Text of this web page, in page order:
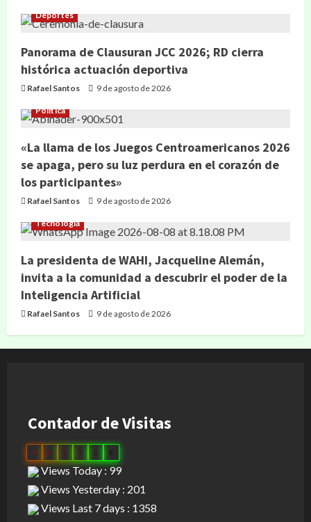
Deportes
Panorama de Clausuran JCC 2026; RD cierra
histórica actuación deportiva
Rafael Santos 9 de agosto de 2026
Política
«La llama de los Juegos Centroamericanos 2026
se apaga, pero su luz perdura en el corazón de
los participantes»
Rafael Santos 9 de agosto de 2026
Tecnología
La presidenta de WAHI, Jacqueline Alemán,
invita a la comunidad a descubrir el poder de la
Inteligencia Artificial
Rafael Santos 9 de agosto de 2026
Contador de Visitas
0 3 1 3 6
Views Today : 99
Views Yesterday : 201
Views Last 7 days : 1358